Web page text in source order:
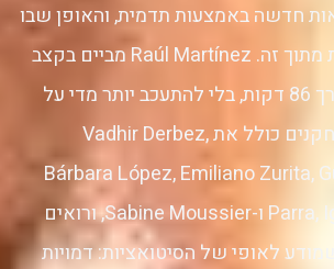
חדשה באמצעות תדמית, והאופן שבו
הקומדיה מתפתחת מתוך זה. Raúl Martínez מביים בקצב
שמחזיק עניין לאורך 86 דקות, בלי להתעכב יותר מדי על
הקדמות. צוות השחקנים כולל את Vadhir Derbez,
Bárbara López, Emiliano Zurita,
Parra, Ignacia Allamand ו-Sabine Moussier, ורואים
לאופי של הסיטואציות: דמויות